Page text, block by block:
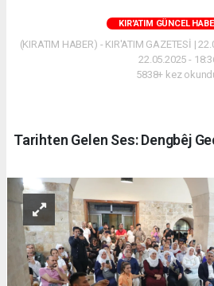
KIR'ATIM GÜNCEL
(KIRATIM HABER) - KIR'ATIM GAZETESİ |
22.05.2025 -
5838+ kez
Tarihten Gelen Ses: Dengbêj